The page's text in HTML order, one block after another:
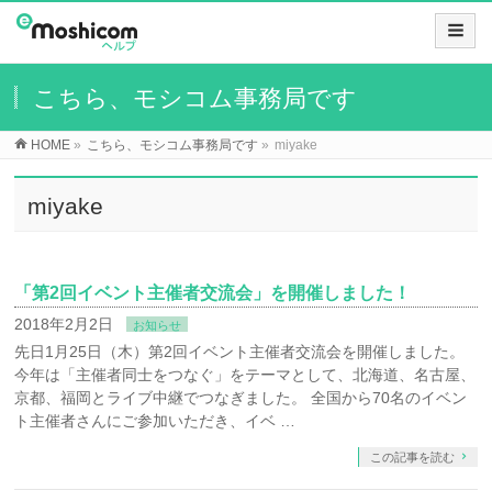
こちら、モシコム事務局です
HOME » こちら、モシコム事務局です » miyake
miyake
「第2回イベント主催者交流会」を開催しました！
2018年2月2日 お知らせ
先日1月25日（木）第2回イベント主催者交流会を開催しました。
今年は「主催者同士をつなぐ」をテーマとして、北海道、名古屋、
京都、福岡とライブ中継でつなぎました。 全国から70名のイベン
ト主催者さんにご参加いただき、イベ …
この記事を読む